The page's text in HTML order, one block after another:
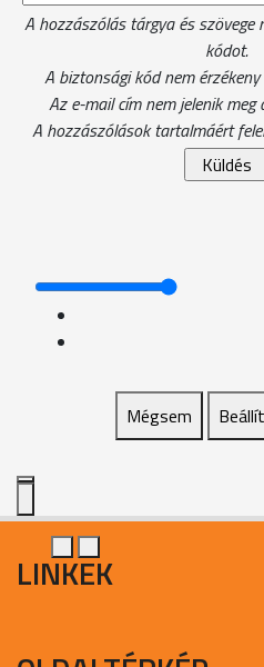
A hozzászólás tárgya és
kódot.
A biztonsági kód nem
Az e-mail cím nem jelenik
A hozzászólások tartalmáért
Mégsem
LINKEK